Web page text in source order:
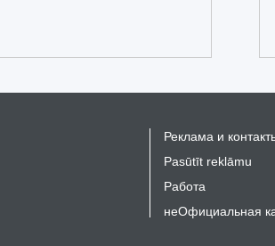
Реклама и
Pasūtīt reklāmu
Работа
неОфициальная